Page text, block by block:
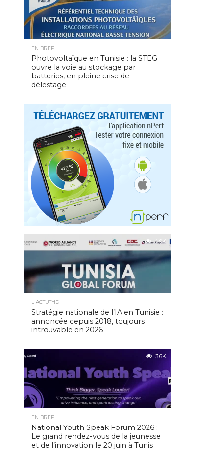
EN BREF
Photovoltaïque en Tunisie : la STEG
ouvre la voie au stockage par
batteries, en pleine crise de
délestage
4.9K
L'ACTUTHD
Stratégie nationale de l’IA en Tunisie :
annoncée depuis 2018, toujours
introuvable en 2026
3.6K
EN BREF
National Youth Speak Forum 2026 :
Le grand rendez-vous de la jeunesse
et de l’innovation le 20 juin à Tunis